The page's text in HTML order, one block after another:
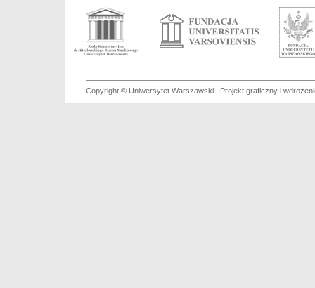
Copyright © Uniwersytet Warszawski | Projekt graficzny i